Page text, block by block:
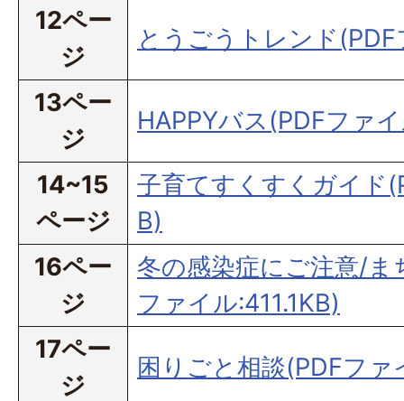
12ペー
ジ
とうごうトレンド
13ペー
ジ
HAPPYバス(PDFファ
14~15
ページ
子育てすくすくガイド
B)
16ペー
ジ
冬の感染症にご注意/ま
ファイル:411.1KB)
17ペー
ジ
困りごと相談(PDFファ